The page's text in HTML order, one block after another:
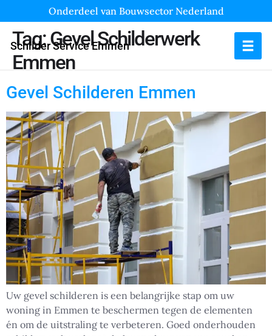
Onderdeel van Bouwsector Nederland
Schilder Service Emmen
Tag:Gevel Schilderwerk
Emmen
Gevel Schilderen Emmen
Uw gevel schilderen is een belangrijke stap om uw
woning in Emmen te beschermen tegen de elementen
én om de uitstraling te verbeteren. Goed onderhouden